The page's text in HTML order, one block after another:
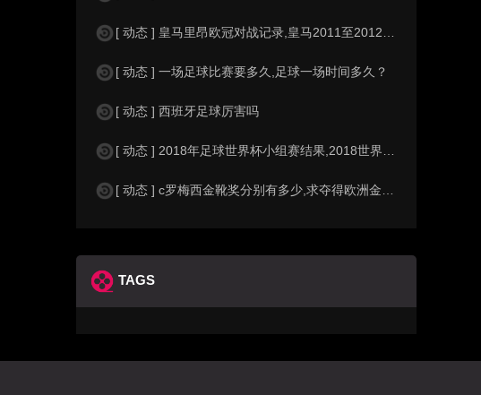
[ 动态 ] 皇马里昂欧冠对战记录,皇马2011至2012欧冠赛程&nbs
[ 动态 ] 一场足球比赛要多久,足球一场时间多久？
[ 动态 ] 西班牙足球厉害吗
[ 动态 ] 2018年足球世界杯小组赛结果,2018世界杯中国进入a组
[ 动态 ] c罗梅西金靴奖分别有多少,求夺得欧洲金靴奖与各大联赛金靴奖最
TAGS